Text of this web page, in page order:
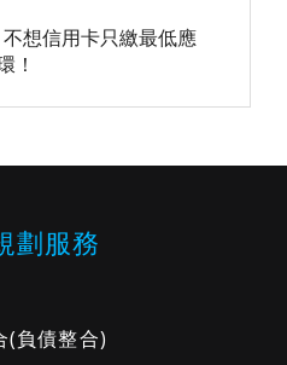
想信用卡只繳最低應
！
劃服務
(負債整合)